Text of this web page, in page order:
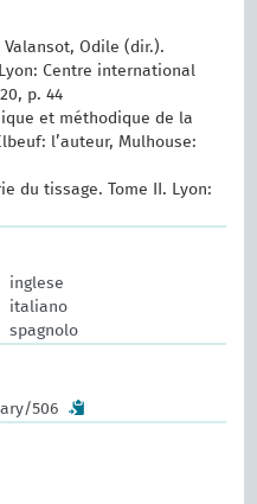
Valansot, Odile (dir.).
Centre international
p. 44
et méthodique de la
l’auteur, Mulhouse:
du tissage. Tome II. Lyon:
inglese
italiano
spagnolo
506